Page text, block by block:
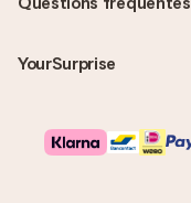
YourSurprise